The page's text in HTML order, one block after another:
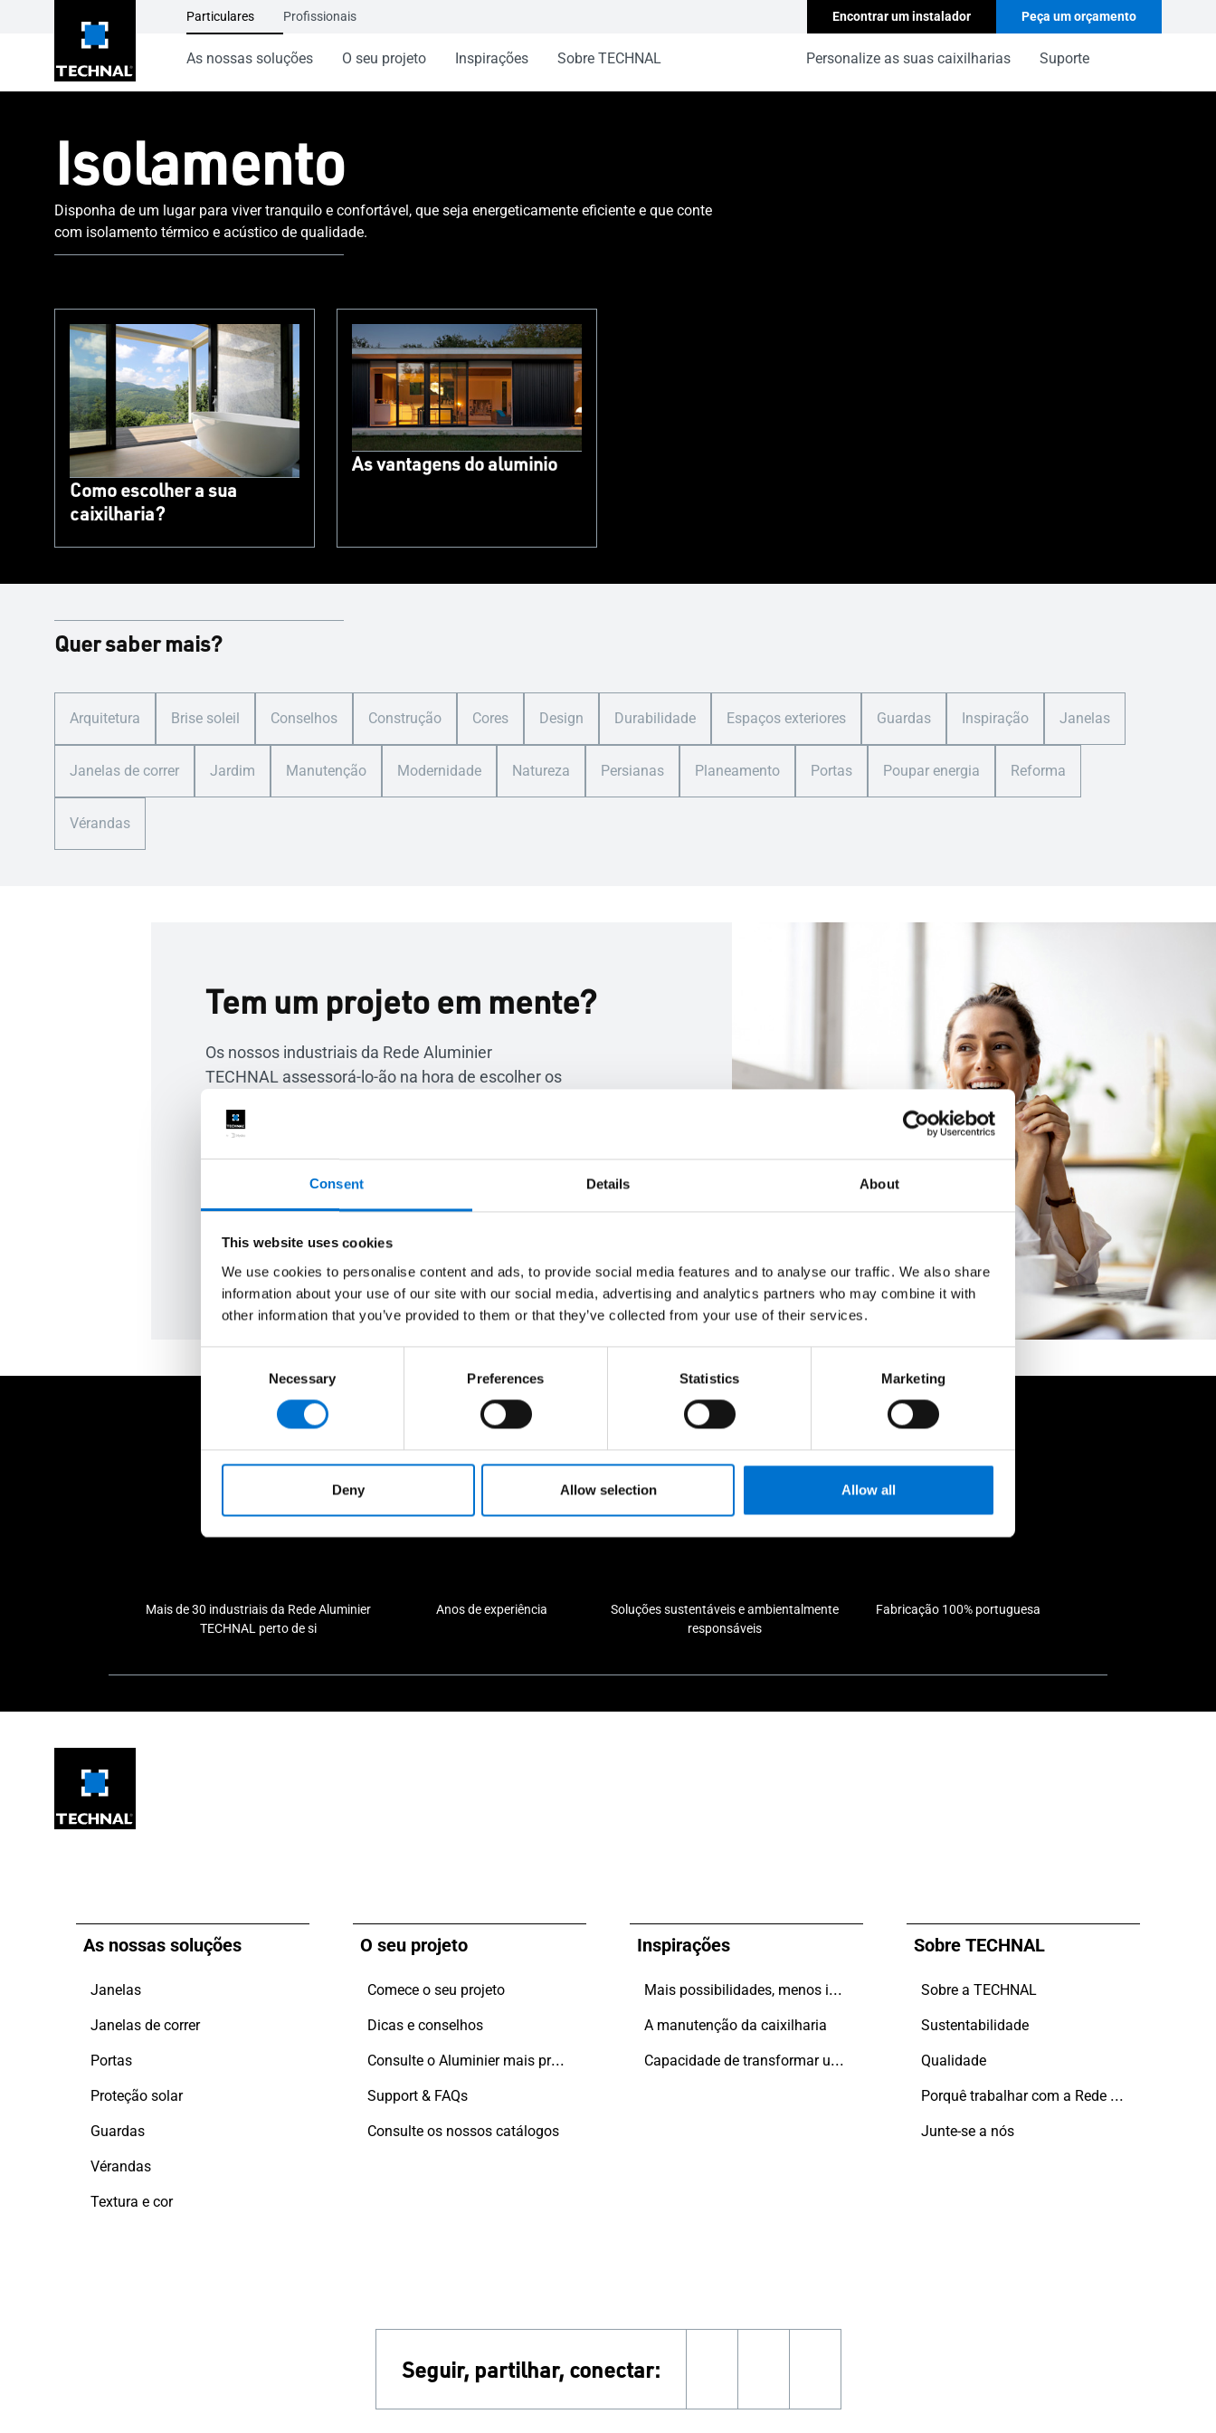
Consent Details About
This website uses cookies
We use cookies to personalise content and ads, to provide social media features and to analyse our traffic. We also share
information about your use of our site with our social media, advertising and analytics partners who may combine it with
other information that you’ve provided to them or that they’ve collected from your use of their services.
Selection
Necessary Preferences Statistics Marketing
Deny Allow selection Allow all
Particulares Profissionais Encontrar um instalador Peça um orçamento
As nossas soluções O seu projeto Inspirações Sobre TECHNAL Personalize as suas caixilharias Suporte
Isolamento
Disponha de um lugar para viver tranquilo e confortável, que seja energeticamente eficiente e que conte
com isolamento térmico e acústico de qualidade.
Como escolher a sua
caixilharia?
As vantagens do aluminio
Quer saber mais?
Arquitetura Brise soleil Conselhos Construção Cores Design Durabilidade Espaços exteriores Guardas Inspiração Janelas
Janelas de correr Jardim Manutenção Modernidade Natureza Persianas Planeamento Portas Poupar energia Reforma
Vérandas
Tem um projeto em mente?
Os nossos industriais da Rede Aluminier
TECHNAL assessorá-lo-ão na hora de escolher os
adequados às suas necessidades e acompanhá-
instalação. Tudo com um objetivo único: a sua
Ao seu lado durante o projeto
Mais de 30 industriais da Rede Aluminier
TECHNAL perto de si
Anos de experiência
Soluções sustentáveis ​​e ambientalmente
responsáveis
Fabricação 100% portuguesa
As nossas soluções
Janelas
Janelas de correr
Portas
Proteção solar
Guardas
Vérandas
Textura e cor
O seu projeto
Comece o seu projeto
Dicas e conselhos
Consulte o Aluminier mais próximo
Support & FAQs
Consulte os nossos catálogos
Inspirações
Mais possibilidades, menos impacto
A manutenção da caixilharia
Capacidade de transformar uma tipologia tradicional, convencional, num espaço inspirador.
Sobre TECHNAL
Sobre a TECHNAL
Sustentabilidade
Qualidade
Porquê trabalhar com a Rede Aluminier TECHNAL?
Junte-se a nós
Seguir, partilhar, conectar: